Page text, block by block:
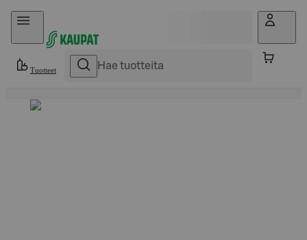
Hyppää sisältöön
Tuotteet